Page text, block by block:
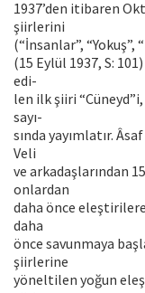
1937’den itibaren
şiirlerini
(“İnsanlar”, “Yokuş”,
(15 Eylül 1937, S:
edi-
len ilk şiiri “Cüneyd”i,
sayı-
sında yayımlatır.
Veli
ve arkadaşlarından
onlardan
daha önce
daha
önce savunmaya
şiirlerine
yöneltilen yoğun